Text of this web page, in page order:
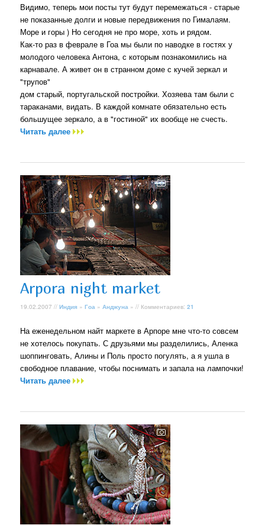
Видимо, теперь мои посты тут будут перемежаться - старые
не показанные долги и новые передвижения по Гималаям.
Море и горы ) Но сегодня не про море, хоть и рядом.
Как-то раз в феврале в Гоа мы были по наводке в гостях у
молодого человека Антона, с которым познакомились на
карнавале. А живет он в странном доме с кучей зеркал и
"трупов"
дом старый, португальской постройки. Хозяева там были с
тараканами, видать. В каждой комнате обязательно есть
большущее зеркало, а в "гостиной" их вообще не счесть.
Читать далее
Arpora night market
19.02.2007 //Индия »Гоа »Анджуна » // Комментариев:21
На еженедельном найт маркете в Арпоре мне что-то совсем
не хотелось покупать. С друзьями мы разделились, Аленка
шоппинговать, Алины и Поль просто погулять, а я ушла в
свободное плавание, чтобы поснимать и запала на лампочки!
Читать далее